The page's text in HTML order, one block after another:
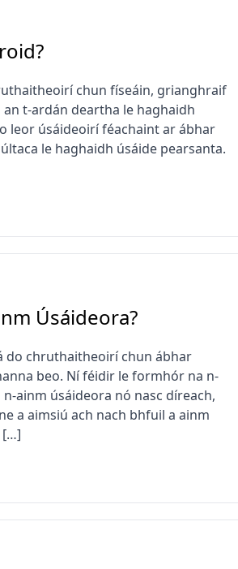
chun físeáin, grianghraif
t-ardán deartha le haghaidh
leor úsáideoirí féachaint ar ábhar
le haghaidh úsáide pearsanta.
Úsáideora?
do chruthaitheoirí chun ábhar
beo. Ní féidir le formhór na n-
ainm úsáideora nó nasc díreach,
a aimsiú ach nach bhfuil a ainm
[…]